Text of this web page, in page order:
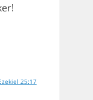
!
25:17